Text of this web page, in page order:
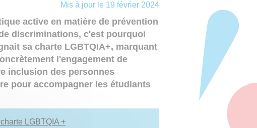
Mis à jour le 19 février 2024
active en matière de prévention
discriminations, c'est pourquoi
sa charte LGBTQIA+, marquant
l'engagement de
inclusion des personnes
pour accompagner les étudiants
LGBTQIA +